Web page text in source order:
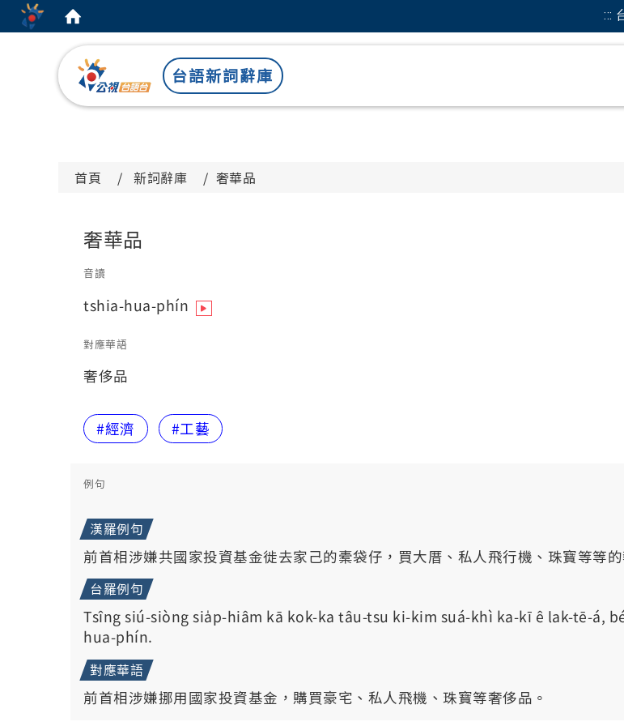
:::
台語新詞辭庫
:::
首頁 新詞辭庫 奢華品
奢華品
音讀
tshia-hua-phín
對應華語
奢侈品
#經濟 #工藝
例句
漢羅例句
前首相涉嫌共國家投資基金徙去家己的橐袋仔，買大厝、私人飛行機、珠寶等等的
台羅例句
Tsîng siú-siòng sia̍p-hiâm kā kok-ka tâu-tsu ki-kim suá-khì ka-kī ê lak-tē-á,
hua-phín.
對應華語
前首相涉嫌挪用國家投資基金，購買豪宅、私人飛機、珠寶等奢侈品。